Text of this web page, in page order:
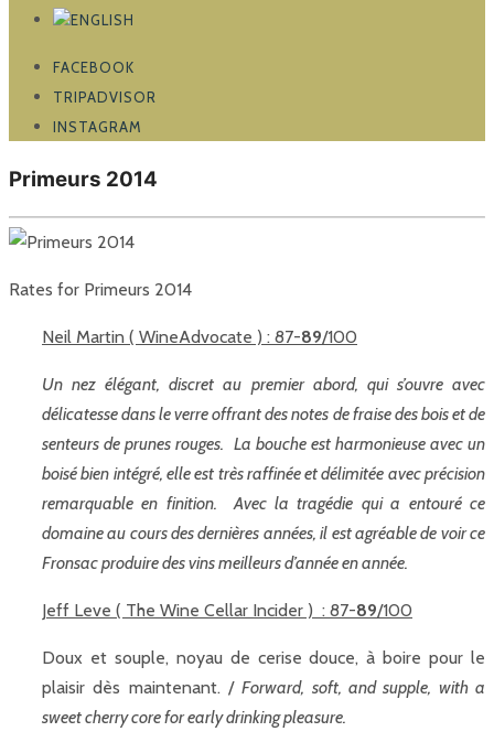
FACEBOOK
TRIPADVISOR
INSTAGRAM
Primeurs 2014
Rates for Primeurs 2014
Neil Martin ( WineAdvocate ) : 87-89/100
Un nez élégant, discret au premier abord, qui s’ouvre avec
délicatesse dans le verre offrant des notes de fraise des bois et de
senteurs de prunes rouges. La bouche est harmonieuse avec un
boisé bien intégré, elle est très raffinée et délimitée avec précision
remarquable en finition. Avec la tragédie qui a entouré ce
domaine au cours des dernières années, il est agréable de voir ce
Fronsac produire des vins meilleurs d’année en année.
Jeff Leve ( The Wine Cellar Incider ) : 87-89/100
Doux et souple, noyau de cerise douce, à boire pour le
plaisir dès maintenant. /Forward, soft, and supple, with a
sweet cherry core for early drinking pleasure.